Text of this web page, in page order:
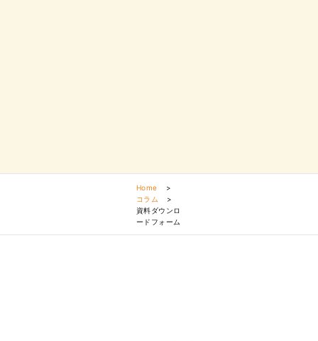
Home
>
コラム
>
資料ダウンロ
ードフォーム